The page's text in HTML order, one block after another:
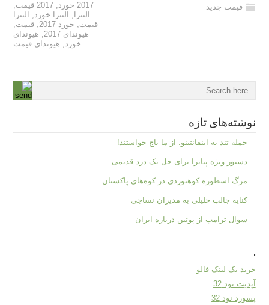
قیمت جدید 2017 خورد , 2017 قیمت
,
النترا , النترا خورد,
النترا
قیمت, خورد 2017 , قیمت,
هیوندای 2017
, هیوندای
خورد, هیوندای قیمت
نوشته‌های تازه
حمله تند به اینفانتینو: از ما باج خواستند!
دستور ویژه پیاتزا برای حل یک درد قدیمی
مرگ اسطوره کوهنوردی در کوه‌های پاکستان
کنایه جالب خلیلی به مدیران نساجی
سوال ترامپ از پوتین درباره ایران
.
خرید بک لینک فالو
آپدیت نود 32
پسورد نود 32